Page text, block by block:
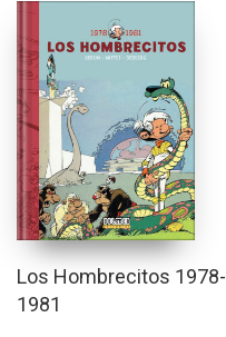
Los Hombrecitos 1978-
1981